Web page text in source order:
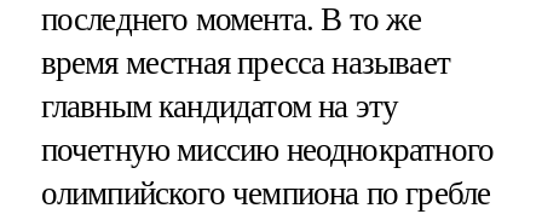
последнего момента. В то же
время местная пресса называет
главным кандидатом на эту
почетную миссию неоднократного
олимпийского чемпиона по гребле